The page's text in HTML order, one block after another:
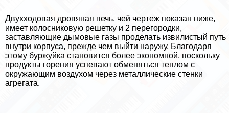
Двухходовая дровяная печь, чей чертеж показан ниже,
имеет колосниковую решетку и 2 перегородки,
заставляющие дымовые газы проделать извилистый путь
внутри корпуса, прежде чем выйти наружу. Благодаря
этому буржуйка становится более экономной, поскольку
продукты горения успевают обменяться теплом с
окружающим воздухом через металлические стенки
агрегата.